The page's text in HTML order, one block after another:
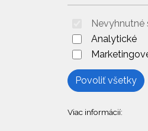
Analytické
Povoliť všetky
Viac informácií: